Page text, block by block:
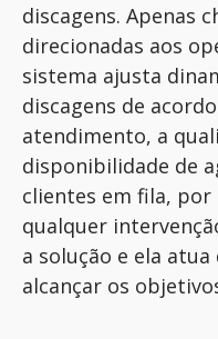
discagens. Apenas
direcionadas aos
sistema ajusta
discagens de
atendimento, a
disponibilidade de
clientes em fila, por
qualquer
a solução e ela atua
alcançar os